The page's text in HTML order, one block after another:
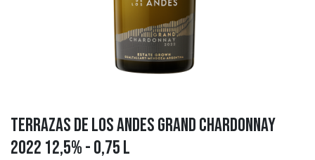
Terrazas de los Andes Grand Chardonnay
2022 12,5% - 0,75 l